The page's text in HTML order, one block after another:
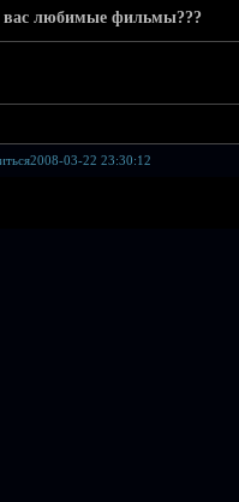
вас любимые фильмы???
2008-03-22 23:30:12